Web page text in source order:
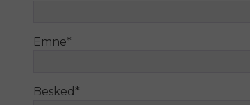
Emne*
Besked *